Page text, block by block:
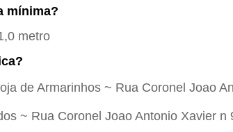
mínima?
metro
de Armarinhos ~ Rua Coronel Joao
~ Rua Coronel Joao Antonio Xavier n